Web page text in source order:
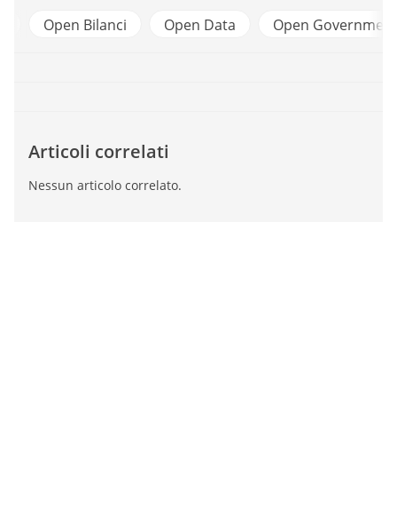
Open Bilanci Open Data Open Government
Articoli correlati
Nessun articolo correlato.